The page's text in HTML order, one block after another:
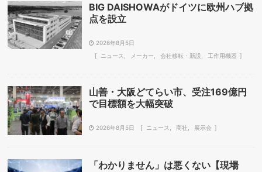
BIG DAISHOWAがドイツに欧州ハブ拠
点を設立
2026年8月5日
ニュース
メーカー 会社移転・新設 工作用機器
山善・大阪どてらい市、受注169億円
で目標額を大幅突破
2026年8月5日 ニュース 商社 展示会
「わかりません」は悪くない【現場